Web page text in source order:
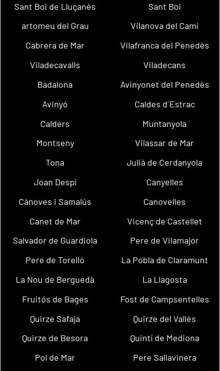
Sant Boi de Lluçanès
Sant Boi
artomeu del Grau
Vilanova del Camí
Cabrera de Mar
Vilafranca del Penedès
Viladecavalls
Viladecans
Badalona
Avinyonet del Penedès
Avinyó
Caldes d´Estrac
Calders
Muntanyola
Montseny
Vilassar de Mar
Tona
Julià de Cerdanyola
Joan Despí
Canyelles
Cànoves i Samalús
Canovelles
Canet de Mar
Vicenç de Castellet
Salvador de Guardiola
Pere de Vilamajor
Pere de Torelló
La Pobla de Claramunt
La Nou de Berguedà
La Llagosta
Fruitós de Bages
Fost de Campsentelles
Quirze Safaja
Quirze del Vallès
Quirze de Besora
Quintí de Mediona
Pol de Mar
Pere Sallavinera